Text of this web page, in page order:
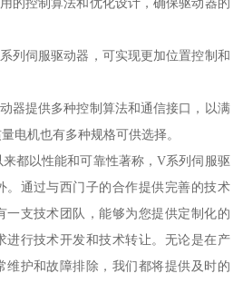
的控制算法和优化设计，确保驱动器的
列伺服驱动器，可实现更加位置控制和
器提供多种控制算法和通信接口，以满
电机也有多种规格可供选择。
都以性能和可靠性著称，V系列伺服驱
。通过与西门子的合作提供完善的技术
一支技术团队，能够为您提供定制化的
进行技术开发和技术转让。无论是在产
维护和故障排除，我们都将提供及时的